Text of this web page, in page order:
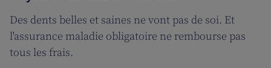
Des dents belles et saines ne vont pas de soi. Et
l'assurance maladie obligatoire ne rembourse pas
tous les frais.